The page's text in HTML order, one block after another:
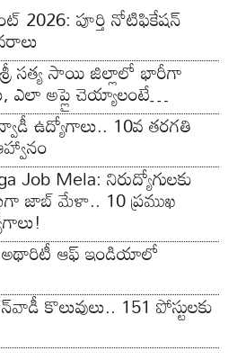
2026: పూర్తి నోటిఫికేషన్
సత్య సాయి జిల్లాలో భారీగా
ఎలా అప్లై చెయ్యాలంటే…
ఉద్యోగాలు.. 10వ తరగతి
Job Mela: నిరుద్యోగులకు
జాబ్ మేళా.. 10 ప్రముఖ
అథారిటీ ఆఫ్ ఇండియాలో
కొలువులు.. 151 పోస్టులకు